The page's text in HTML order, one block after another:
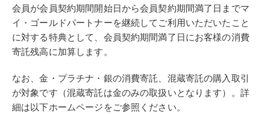
会員が会員契約期間開始日から会員契約期間満了日までマ
イ・ゴールドパートナーを継続してご利用いただいたこと
に対する特典として、会員契約期間満了日にお客様の消費
寄託残高に加算します。
なお、金・プラチナ・銀の消費寄託、混蔵寄託の購入取引
が対象です（混蔵寄託は金のみの取扱いとなります）。詳
細は以下ホームページをご参照ください。